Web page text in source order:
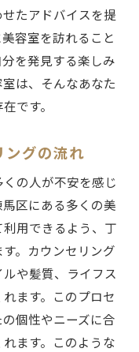
たアドバイスを提
容室を訪れること
を発見する楽しみ
は、そんなあなた
です。
ングの流れ
の人が不安を感じ
区にある多くの美
用できるよう、丁
。カウンセリング
や髪質、ライフス
ます。このプロセ
個性やニーズに合
ます。このような